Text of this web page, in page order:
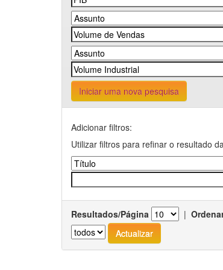
Iniciar uma nova pesquisa
Adicionar filtros:
Utilizar filtros para refinar o resultado
Resultados/Página |